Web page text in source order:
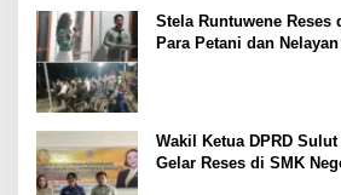
Stela Runtuwene Reses
Para Petani dan
Wakil Ketua DPRD
Gelar Reses di SMK